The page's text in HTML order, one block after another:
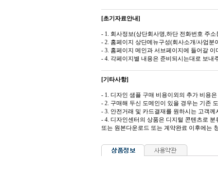
[초기자료안내]
- 1. 회사정보(상단회사명,하단 전화번호 주소
- 2. 홈페이지 상단메뉴구성(회사소개/사업분
- 3. 홈페이지 메인과 서브페이지에 들어갈 이
- 4. 각페이지별 내용은 준비되시는대로 보내
[기타사항]
- 1. 디자인 샘플 구매 비용이외의 추가 비용
- 2. 구매해 두신 도메인이 있을 경우는 기존
- 3. 안전거래 및 카드결재를 원하시는 고객
- 4. 디자인센터의 상품은 디지털 콘텐츠로 분
또는 원본다운로드 또는 계약완료 이후에는